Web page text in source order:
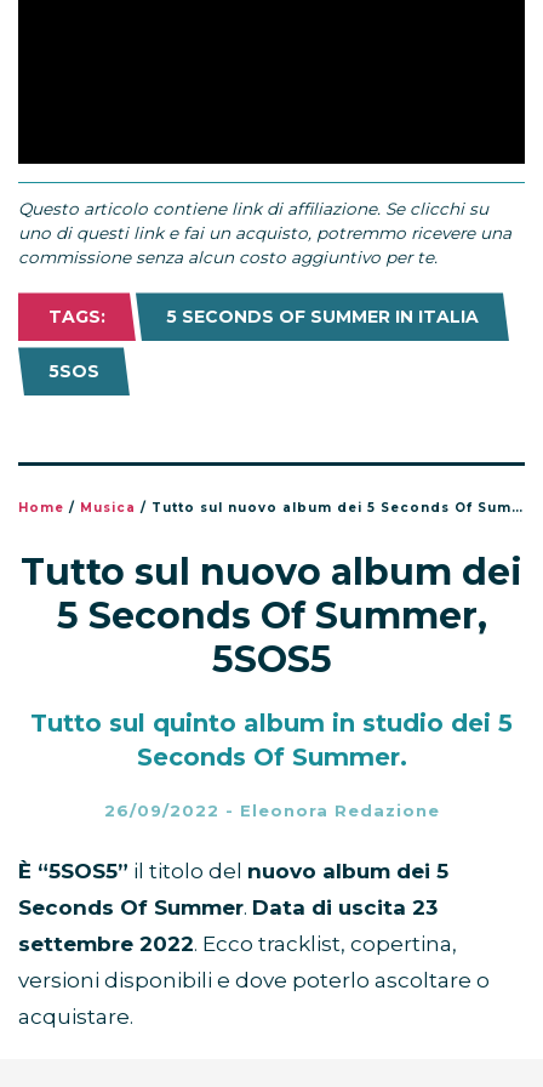
Questo articolo contiene link di affiliazione. Se clicchi su
uno di questi link e fai un acquisto, potremmo ricevere una
commissione senza alcun costo aggiuntivo per te.
TAGS: 5 SECONDS OF SUMMER IN ITALIA
5SOS
Home / Musica / Tutto sul nuovo album dei 5 Seconds Of Summer, 5SOS5
Tutto sul nuovo album dei
5 Seconds Of Summer,
5SOS5
Tutto sul quinto album in studio dei 5
Seconds Of Summer.
26/09/2022 - Eleonora Redazione
È “5SOS5” il titolo del nuovo album dei 5
Seconds Of Summer. Data di uscita 23
settembre 2022. Ecco tracklist, copertina,
versioni disponibili e dove poterlo ascoltare o
acquistare.